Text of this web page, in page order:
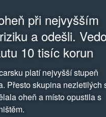
při nejvyšším
a odešli.
10 tisíc korun
platí nejvyšší stupeň
Přesto skupina nezletilých
oheň a místo opustila s